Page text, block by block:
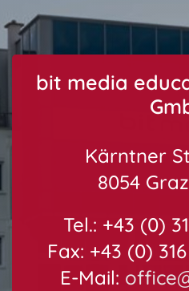
bit media
Kärntner
8054
Tel.: +43 (0)
Fax: +43 (0)
E-Mail: